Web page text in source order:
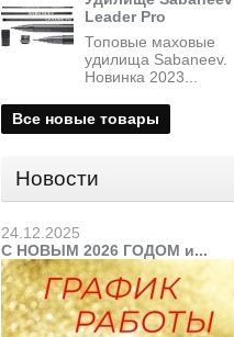
20-100
20-30
24-40
80
8 15
Leader Pro
Топовые маховые
удилища Sabaneev.
Новинка 2023...
Все новые товары
Новости
24.12.2025
С НОВЫМ 2026 ГОДОМ и...